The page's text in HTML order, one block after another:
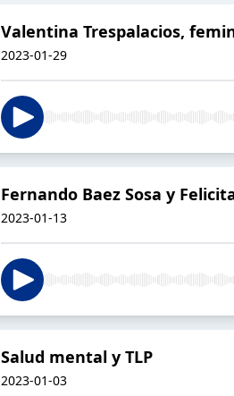
Valentina Trespalacios,
2023-01-29
Fernando Baez Sosa y
2023-01-13
Salud mental y TLP
2023-01-03